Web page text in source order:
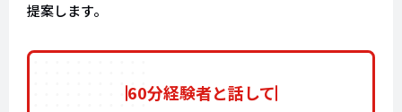
提案します。
60分経験者と話して